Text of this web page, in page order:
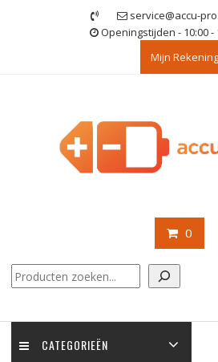
service@accu-
Openingstijden - 10:00 -
Mijn Rekening
0
Zoeken
CATEGORIEËN